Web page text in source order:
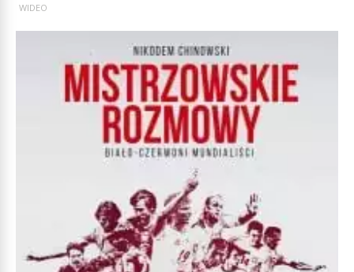
WIDEO